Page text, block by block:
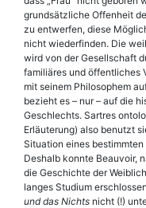
grundsätzliche Offenheit
zu entwerfen, diese
nicht wiederfinden. Die
wird von der Gesellschaft
familiäres und öffentliches
mit seinem Philosophem
bezieht es – nur – auf die
Geschlechts. Sartres
Erläuterung) also benutzt
Situation eines
Deshalb konnte Beauvoir,
die Geschichte der
langes Studium
und das Nichts nicht (!)